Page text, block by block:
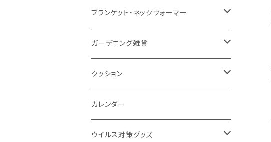
ナイロン
磁器マグ・湯呑
カスタムデザイン
キッチンツール
ノート
付箋
トレイ
パットカバー、ブックカバー
IDケース、パスケース、コインケース
デスクライト
付属ライト
ランタン
非常食
モバイルスタンド
モバイルリング
アクセサリー・スマホケース
タッチペン
USBケーブル・ハブ
スライド式ミラー
ケース付きミラー
手持ちミラー
ビューティー雑貨
ピクチャーボード、ポスター
フォトフレーム、スタンド
キーホルダー
時計
ブランケット・ネックウォーマー
ブランケット
ネックウォーマー
マフラー・ストール
ガーデニング雑貨
F.O.B COOP
クッション
折りたたみクッション
カレンダー
ウイルス対策グッズ